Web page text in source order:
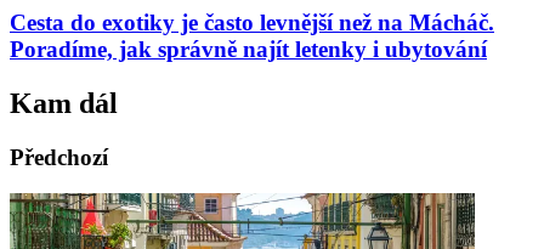
Cesta do exotiky je často levnější než na Mácháč.
Poradíme, jak správně najít letenky i ubytování
Kam dál
Předchozí